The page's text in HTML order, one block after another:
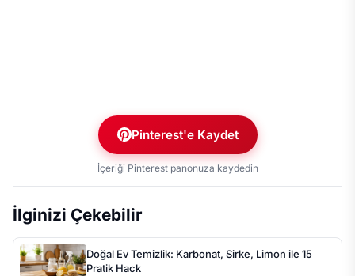
Pinterest'e Kaydet
İçeriği Pinterest panonuza kaydedin
İlginizi Çekebilir
Doğal Ev Temizlik: Karbonat, Sirke, Limon ile 15
Pratik Hack